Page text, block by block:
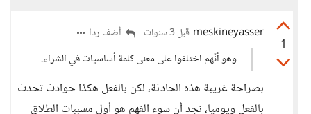
1
meskineyasser قبل 3 سنوات
أضف ردا
وهو أنّهم اختلفوا على معنى كلمة أساسيات في الشراء.
بصراحة غريبة هذه الحادثة، لكن بالفعل هكذا حوادث تحدث
بالفعل ويوميا، نجد أن سوء الفهم هو أول مسببات الطلاق